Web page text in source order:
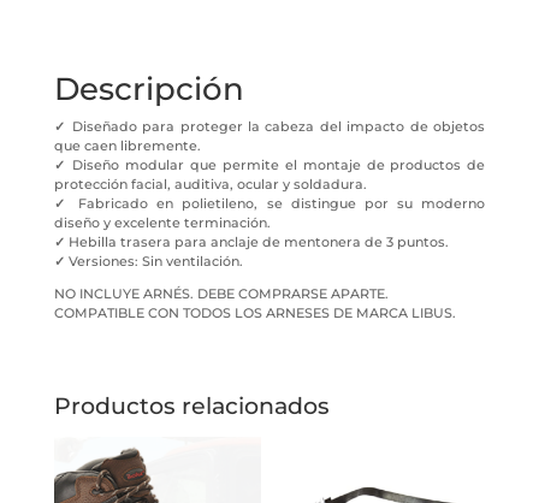
Descripción
✓ Diseñado para proteger la cabeza del impacto de objetos
que caen libremente.
✓ Diseño modular que permite el montaje de productos de
protección facial, auditiva, ocular y soldadura.
✓ Fabricado en polietileno, se distingue por su moderno
diseño y excelente terminación.
✓ Hebilla trasera para anclaje de mentonera de 3 puntos.
✓ Versiones: Sin ventilación.
NO INCLUYE ARNÉS. DEBE COMPRARSE APARTE.
COMPATIBLE CON TODOS LOS ARNESES DE MARCA LIBUS.
Productos relacionados